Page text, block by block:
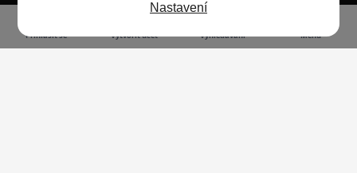
Světlý režim Předvolba systému
Přihlásit se Vytvořit účet Vyhledávání Menu
Nastavení